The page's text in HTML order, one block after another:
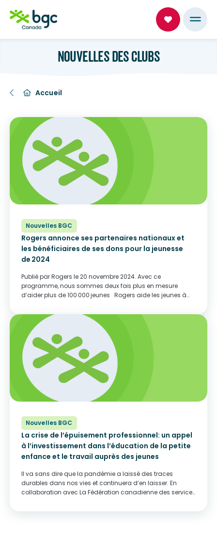
NOUVELLES DES CLUBS
Accueil
Nouvelles BGC
Rogers annonce ses partenaires nationaux et
les bénéficiaires de ses dons pour la jeunesse
de 2024
Publié par Rogers le 20 novembre 2024. Avec ce
programme, nous sommes deux fois plus en mesure
d’aider plus de 100 000 jeunes Rogers aide les jeunes à
dons Rogers pour...
Nouvelles BGC
La crise de l’épuisement professionnel: un appel
à l’investissement dans l’éducation de la petite
enfance et le travail auprès des jeunes
Il va sans dire que la pandémie a laissé des traces
durables dans nos vies et continuera d’en laisser. En
collaboration avec La Fédération canadienne des services